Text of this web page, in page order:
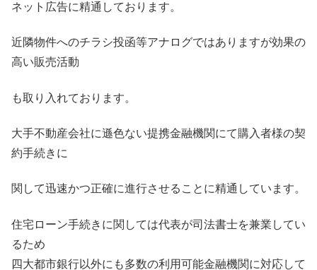
ネット広告に精通しております。
近隣物件へのチラシ投函等アナログではありますが効果の
高い販売活動
も取り入れております。
大手不動産会社に遜色ない提携金融機関にて購入者様の契
約手続きに
関して迅速かつ正確に進行させることに精通しています。
住宅ローン手続きに関しては代表が司法書士を兼業してい
るため
四大都市銀行以外にも多数の利用可能金融機関に対応して